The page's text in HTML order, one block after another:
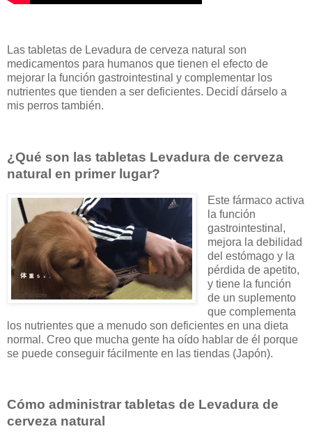
Las tabletas de Levadura de cerveza natural son
medicamentos para humanos que tienen el efecto de
mejorar la función gastrointestinal y complementar los
nutrientes que tienden a ser deficientes. Decidí dárselo a
mis perros también.
¿Qué son las tabletas Levadura de cerveza
natural en primer lugar?
Este fármaco activa
la función
gastrointestinal,
mejora la debilidad
del estómago y la
pérdida de apetito,
y tiene la función
de un suplemento
que complementa
los nutrientes que a menudo son deficientes en una dieta
normal. Creo que mucha gente ha oído hablar de él porque
se puede conseguir fácilmente en las tiendas (Japón).
Cómo administrar tabletas de Levadura de
cerveza natural